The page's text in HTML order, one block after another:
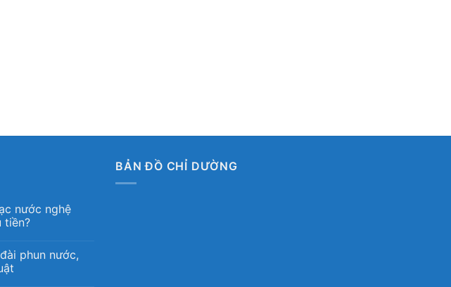
nước nghệ
tiền?
phun nước,
BẢN ĐỒ CHỈ DƯỜNG